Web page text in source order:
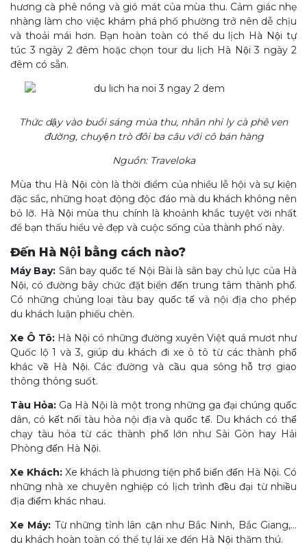
hương cà phê nồng và gió mát của mùa thu. Cảm giác nhẹ
nhàng làm cho việc khám phá phố phường trở nên dễ chịu
và thoải mái hơn. Bạn hoàn toàn có thể du lịch Hà Nội tự
túc 3 ngày 2 đêm hoặc chọn tour du lịch Hà Nội 3 ngày 2
đêm có sẵn.
Thức dậy vào buổi sáng mùa thu, nhân nhi ly cà phê ven
đường, chuyện trò đôi ba câu với cô bán hàng
Nguồn: Traveloka
Mùa thu Hà Nội còn là thời điểm của nhiều lễ hội và sự kiện
đặc sắc, những hoạt động độc đáo mà du khách không nên
bỏ lỡ. Hà Nội mùa thu chính là khoảnh khắc tuyệt vời nhất
để bạn thấu hiểu vẻ đẹp và cuộc sống của thành phố này.
Đến Hà Nội bằng cách nào?
Máy Bay: Sân bay quốc tế Nội Bài là sân bay chủ lực của Hà
Nội, có đường bây chức đặt biển đến trung tâm thành phố.
Có những chủng loại tàu bay quốc tế và nội địa cho phép
du khách luận phiếu chèn.
Xe Ô Tô: Hà Nội có những đường xuyên Việt quá mươt như
Quốc lộ 1 và 3, giúp du khách đi xe ô tô từ các thành phố
khác về Hà Nội. Các đường và cầu qua sông hỗ trợ giao
thông thông suốt.
Tàu Hỏa: Ga Hà Nội là một trong những ga đại chúng quốc
dân, có kết nối tàu hỏa nội địa và quốc tế. Du khách có thể
chạy tàu hỏa từ các thành phố lớn như Sài Gòn hay Hải
Phòng đến Hà Nội.
Xe Khách: Xe khách là phương tiện phổ biến đến Hà Nội. Có
những nhà xe chuyên nghiệp có lịch trình đều đại từ nhiều
địa điểm khác nhau.
Xe Máy: Từ những tỉnh lân cận như Bắc Ninh, Bắc Giang,…
du khách hoàn toàn có thể tự lái xe đển Hà Nội thăm thú.